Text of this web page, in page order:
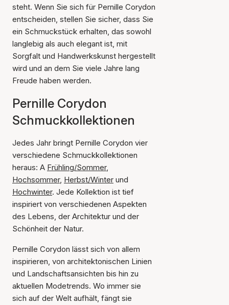
steht. Wenn Sie sich für Pernille Corydon
entscheiden, stellen Sie sicher, dass Sie
ein Schmuckstück erhalten, das sowohl
langlebig als auch elegant ist, mit
Sorgfalt und Handwerkskunst hergestellt
wird und an dem Sie viele Jahre lang
Freude haben werden.
Pernille Corydon
Schmuckkollektionen
Jedes Jahr bringt Pernille Corydon vier
verschiedene Schmuckkollektionen
heraus: A Frühling/Sommer,
Hochsommer, Herbst/Winter und
Hochwinter. Jede Kollektion ist tief
inspiriert von verschiedenen Aspekten
des Lebens, der Architektur und der
Schönheit der Natur.
Pernille Corydon lässt sich von allem
inspirieren, von architektonischen Linien
und Landschaftsansichten bis hin zu
aktuellen Modetrends. Wo immer sie
sich auf der Welt aufhält, fängt sie